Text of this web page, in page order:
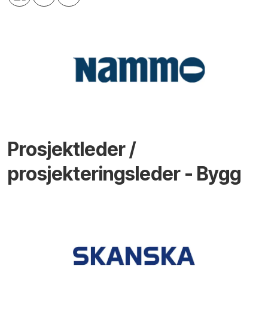
Prosjektleder /
prosjekteringsleder - Bygg